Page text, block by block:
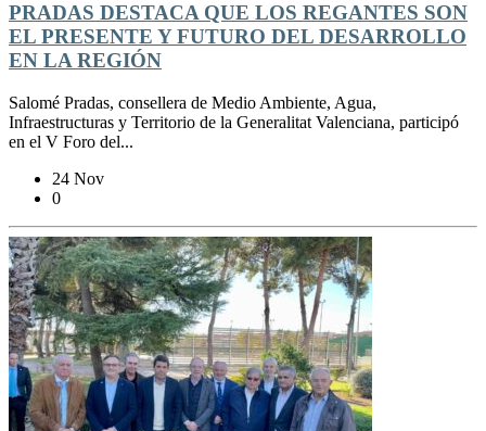
PRADAS DESTACA QUE LOS REGANTES SON
EL PRESENTE Y FUTURO DEL DESARROLLO
EN LA REGIÓN
Salomé Pradas, consellera de Medio Ambiente, Agua,
Infraestructuras y Territorio de la Generalitat Valenciana, participó
en el V Foro del...
24 Nov
0